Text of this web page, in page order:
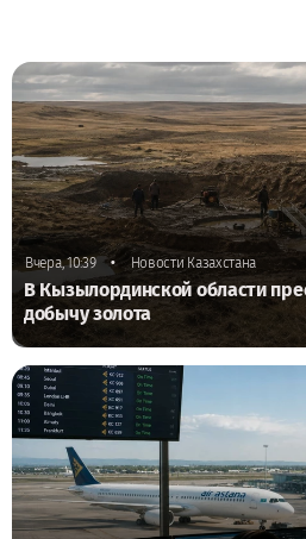
Вчера, 10:39 • Новости Казахстана
В Кызылординской области
добычу золота